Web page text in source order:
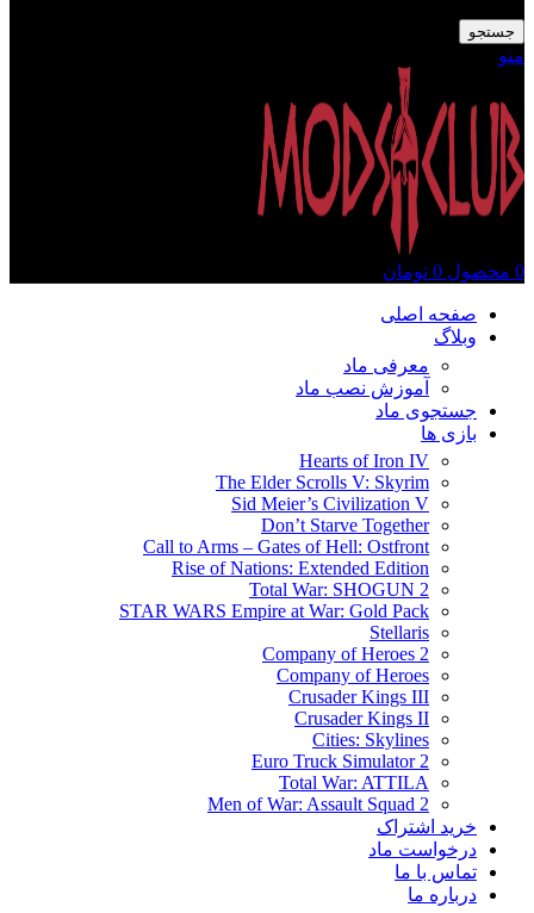
جستجو
منو
0 محصول 0 تومان
صفحه اصلی
وبلاگ
معرفی ماد
آموزش نصب ماد
جستجوی ماد
بازی ها
Hearts of Iron IV
The Elder Scrolls V: Skyrim
Sid Meier’s Civilization V
Don’t Starve Together
Call to Arms – Gates of Hell: Ostfront
Rise of Nations: Extended Edition
Total War: SHOGUN 2
STAR WARS Empire at War: Gold Pack
Stellaris
Company of Heroes 2
Company of Heroes
Crusader Kings III
Crusader Kings II
Cities: Skylines
Euro Truck Simulator 2
Total War: ATTILA
Men of War: Assault Squad 2
خرید اشتراک
درخواست ماد
تماس با ما
درباره ما